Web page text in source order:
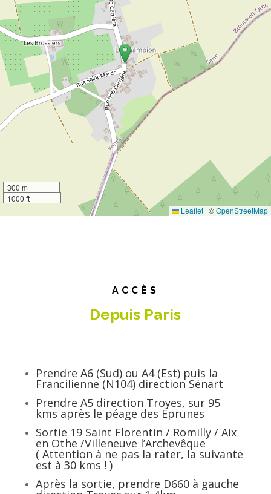
300 m
1000 ft
Leaflet | ©OpenStreetMap
ACCÈS
Depuis Paris
Prendre A6 (Sud) ou A4 (Est) puis la
Francilienne (N104) direction Sénart
Prendre A5 direction Troyes, sur 95
kms après le péage des Eprunes
Sortie 19 Saint Florentin / Romilly / Aix
en Othe /Villeneuve l’Archevêque
( Attention à ne pas la rater, la suivante
est à 30 kms ! )
Après la sortie, prendre D660 à gauche